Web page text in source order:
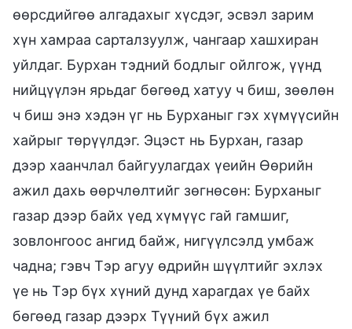
өөрсдийгөө алгадахыг хүсдэг, эсвэл зарим
хүн хамраа сарталзуулж, чангаар хашхиран
уйлдаг. Бурхан тэдний бодлыг ойлгож, үүнд
нийцүүлэн ярьдаг бөгөөд хатуу ч биш, зөөлөн
ч биш энэ хэдэн үг нь Бурханыг гэх хүмүүсийн
хайрыг төрүүлдэг. Эцэст нь Бурхан, газар
дээр хаанчлал байгуулагдах үеийн Өөрийн
ажил дахь өөрчлөлтийг зөгнөсөн: Бурханыг
газар дээр байх үед хүмүүс гай гамшиг,
зовлонгоос ангид байж, нигүүлсэлд умбаж
чадна; гэвч Тэр агуу өдрийн шүүлтийг эхлэх
үе нь Тэр бүх хүний дунд харагдах үе байх
бөгөөд газар дээрх Түүний бүх ажил